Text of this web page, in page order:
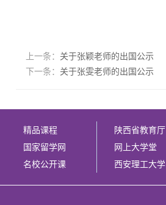
上一条： 关于张颖老师的出国公示
下一条： 关于张雯老师的出国公示
精品课程
国家留学网
名校公开课
陕西省教育厅
网上大学堂
西安理工大学